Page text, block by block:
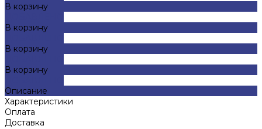
В корзину
В корзину
В корзину
В корзину
Описание
Характеристики
Оплата
Доставка